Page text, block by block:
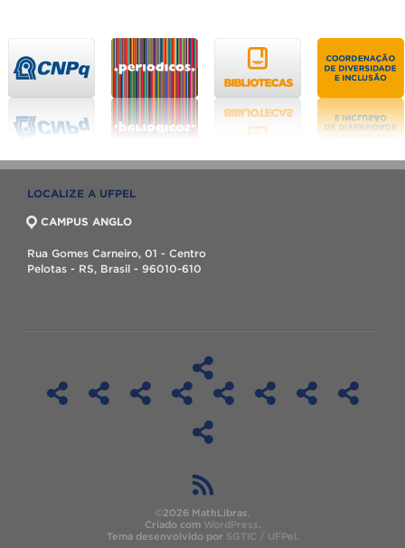
LOCALIZE A UFPEL
CAMPUS ANGLO
Rua Gomes Carneiro, 01 - Centro
Pelotas - RS, Brasil - 96010-610
©2026 MathLibras.
Criado com WordPress.
Tema desenvolvido por SGTIC / UFPel.